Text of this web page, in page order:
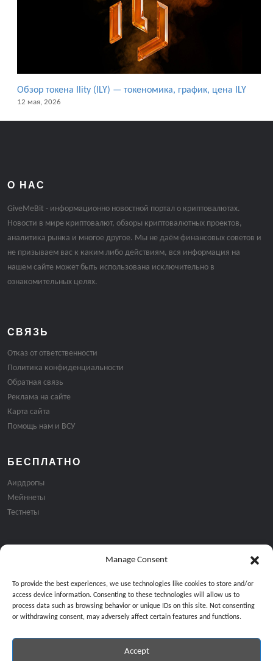
Manage Consent
To provide the best experiences, we use technologies like cookies to store and/or
access device information. Consenting to these technologies will allow us to
process data such as browsing behavior or unique IDs on this site. Not consenting
or withdrawing consent, may adversely affect certain features and functions.
Accept
Обзор токена Ility (ILY) — токеномика, график, цена ILY
12 мая, 2026
О НАС
GiveMeBit - информационно новостной портал о криптовалютах.
Новости в мире криптовалют, обзоры криптовалютных проектов,
аналитика рынка и многое другое. Мы не даём финансовых советов и
не призываем вас к каким либо действиям, вся информация на
нашем сайте может быть использована исключительно в
ознакомительных целях.
СВЯЗЬ
Отказ от ответственности
Политика конфиденциальности
Обратная связь
Реклама на сайте
Карта сайта
Помощь нам и ВСУ
БЕСПЛАТНО
Аирдропы
Мейннеты
Тестнеты
Подписка на email рассылку:
Продолжая, вы соглашаетесь с нашей политикой